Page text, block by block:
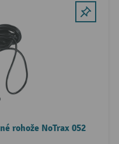
rohože NoTrax 052